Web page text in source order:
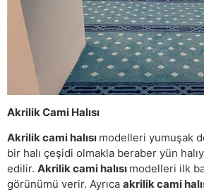
Akrilik Cami Halısı
Akrilik cami halısı modelleri yumuşak
bir halı çeşidi olmakla beraber yün
edilir. Akrilik cami halısı modelleri ilk
görünümü verir. Ayrıca akrilik cami